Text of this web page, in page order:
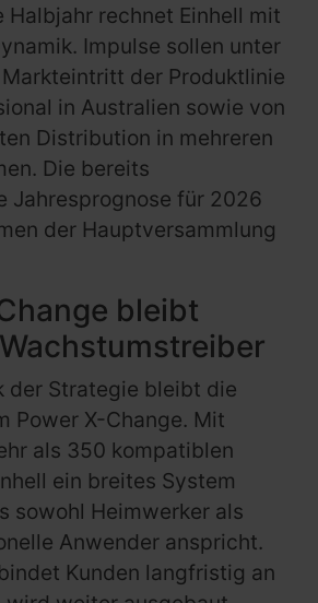
Halbjahr rechnet Einhell mit
Impulse sollen unter
der Produktlinie
in Australien sowie von
Distribution in mehreren
Die bereits
Jahresprognose für 2026
der Hauptversammlung
bleibt
der Strategie bleibt die
Power X-Change. Mit
als 350 kompatiblen
ein breites System
sowohl Heimwerker als
Anwender anspricht.
Kunden langfristig an